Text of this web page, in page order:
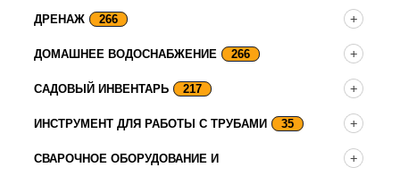
ДРЕНАЖ 266
ДОМАШНЕЕ ВОДОСНАБЖЕНИЕ 266
САДОВЫЙ ИНВЕНТАРЬ 217
ИНСТРУМЕНТ ДЛЯ РАБОТЫ С ТРУБАМИ 35
СВАРОЧНОЕ ОБОРУДОВАНИЕ И